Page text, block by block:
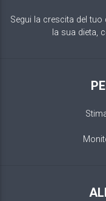
Segui la crescita del
la sua dieta,